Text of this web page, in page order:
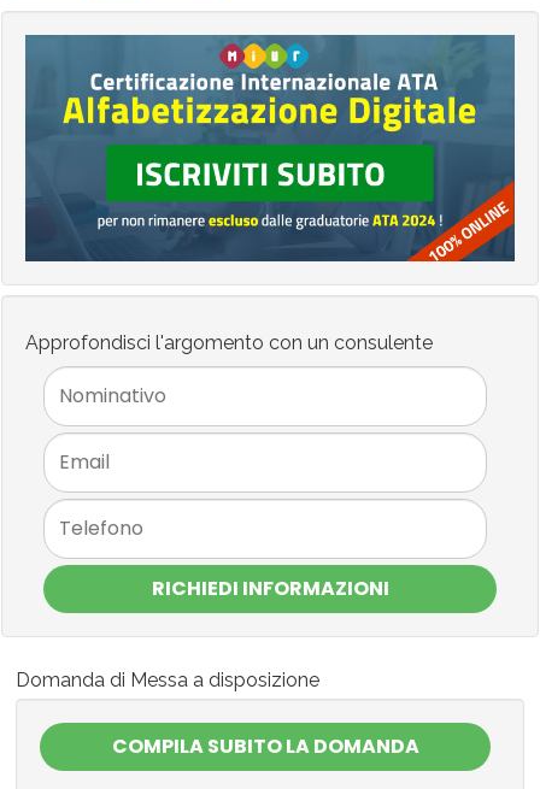
Approfondisci l'argomento con un consulente
RICHIEDI INFORMAZIONI
Domanda di Messa a disposizione